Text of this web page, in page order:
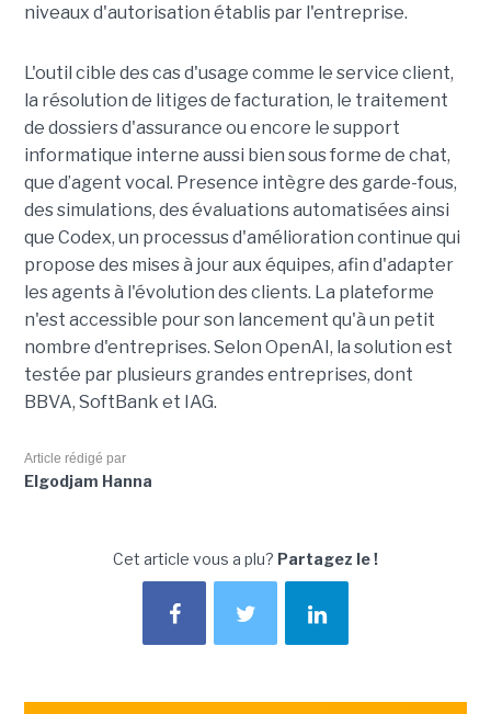
niveaux d'autorisation établis par l'entreprise.
L'outil cible des cas d'usage comme le service client,
la résolution de litiges de facturation, le traitement
de dossiers d'assurance ou encore le support
informatique interne aussi bien sous forme de chat,
que d’agent vocal. Presence intègre des garde-fous,
des simulations, des évaluations automatisées ainsi
que Codex, un processus d'amélioration continue qui
propose des mises à jour aux équipes, afin d'adapter
les agents à l'évolution des clients. La plateforme
n'est accessible pour son lancement qu'à un petit
nombre d'entreprises. Selon OpenAI, la solution est
testée par plusieurs grandes entreprises, dont
BBVA, SoftBank et IAG.
Article rédigé par
Elgodjam Hanna
Cet article vous a plu? Partagez le !